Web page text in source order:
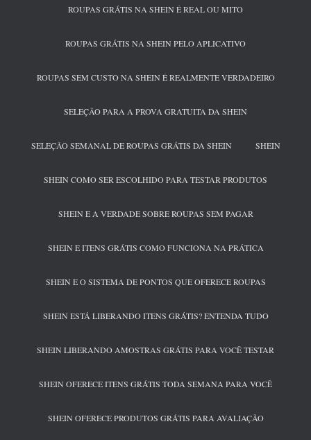
ROUPAS GRÁTIS NA SHEIN É REAL OU MITO
ROUPAS GRÁTIS NA SHEIN PELO APLICATIVO
ROUPAS SEM CUSTO NA SHEIN É REALMENTE VERDADEIRO
SELEÇÃO PARA A PROVA GRATUITA DA SHEIN
SELEÇÃO SEMANAL DE ROUPAS GRÁTIS DA SHEIN SHEIN
SHEIN COMO SER ESCOLHIDO PARA TESTAR PRODUTOS
SHEIN E A VERDADE SOBRE ROUPAS SEM PAGAR
SHEIN E ITENS GRÁTIS COMO FUNCIONA NA PRÁTICA
SHEIN E O SISTEMA DE PONTOS QUE OFERECE ROUPAS
SHEIN ESTÁ LIBERANDO ITENS GRÁTIS? ENTENDA TUDO
SHEIN LIBERANDO AMOSTRAS GRÁTIS PARA VOCÊ TESTAR
SHEIN OFERECE ITENS GRÁTIS TODA SEMANA PARA VOCÊ
SHEIN OFERECE PRODUTOS GRÁTIS PARA AVALIAÇÃO